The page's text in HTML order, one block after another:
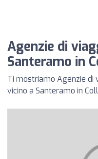
Agenzie di
Santeramo in
Ti mostriamo Agenzie di
vicino a Santeramo in